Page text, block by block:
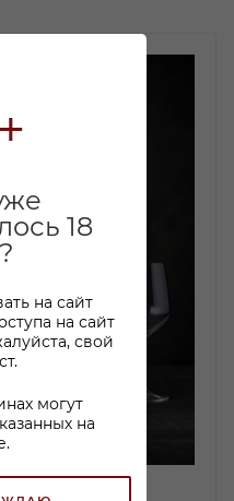
18
на сайт
на сайт
свой
могут
на